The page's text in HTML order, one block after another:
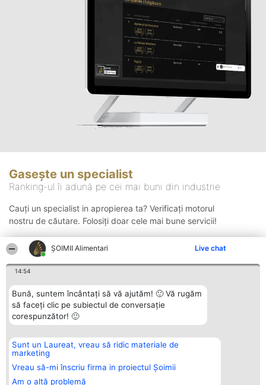
ŞOIMII Alimentari Live chat
14:54
Bună, suntem încântați să vă ajutăm! 🙂 Vă rugăm
să faceți clic pe subiectul de conversație
corespunzător! 🙂
Sunt un Laureat, vreau să ridic materiale de
marketing
Vreau să-mi înscriu firma in proiectul Șoimii
Am o altă problemă
Gasește un specialist
Ranking-ul îi adună pe cei mai buni din industrie
Cauți un specialist in apropierea ta? Verificați motorul
nostru de căutare. Folosiți doar cele mai bune servicii!
Organizator Ranking
BRIGHT SOLUTIONS BR SRL
Aleea Timisul De Sus 2 Bl. A30
Sc. A Et. 4 Ap. 13 Cod 061952
București
Plebiscyt
Lista Tuturor
Laureaților
Contact